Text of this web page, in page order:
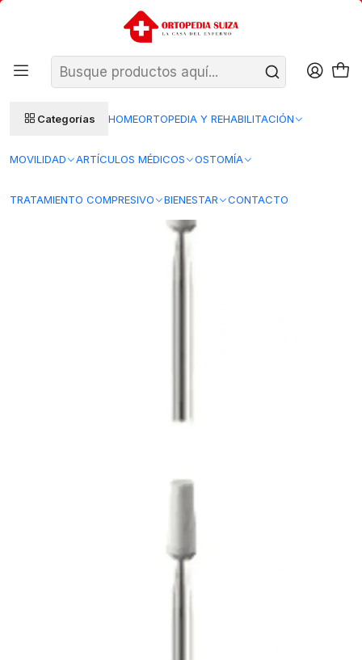
Categorías HOMEORTOPEDIA Y REHABILITACIÓN
MOVILIDAD ARTÍCULOS MÉDICOS OSTOMÍA
TRATAMIENTO COMPRESIVO BIENESTAR CONTACTO
SANTIAGO: ENTREGA AL DÍA HÁBIL SIGUIENTE (L–V)
REGIONES 48–72 HORAS HÁBILES
Bienestar Estética Manicura y Podología
Fresa Cono Piedra Blanca Mediana